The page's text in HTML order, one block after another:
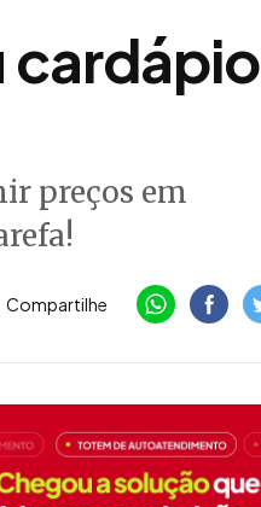
cardápio
preços em
Compartilhe